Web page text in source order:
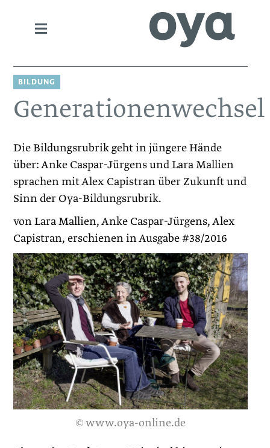
BILDUNG
Generationenwechsel
Die Bildungsrubrik geht in jüngere Hände
über: Anke Caspar-­Jürgens und Lara Mallien
sprachen mit Alex Capistran über Zukunft und
Sinn der Oya-Bildungsrubrik.
von Lara Mallien, Anke Caspar-Jürgens, Alex
Capistran, erschienen in Ausgabe #38/2016
© www.oya-online.de